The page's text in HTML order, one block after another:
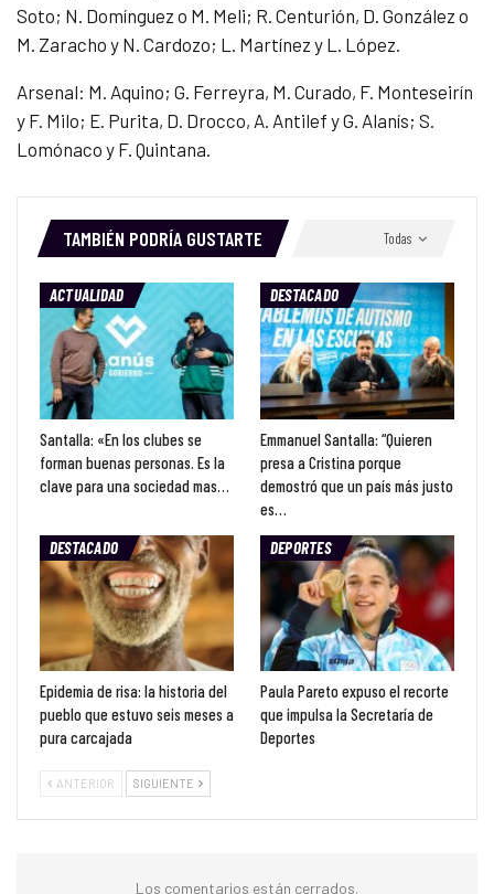
Soto; N. Domínguez o M. Meli; R. Centurión, D. González o
M. Zaracho y N. Cardozo; L. Martínez y L. López.
Arsenal: M. Aquino; G. Ferreyra, M. Curado, F. Monteseirín
y F. Milo; E. Purita, D. Drocco, A. Antilef y G. Alanís; S.
Lomónaco y F. Quintana.
Todas
TAMBIÉN PODRÍA GUSTARTE
ACTUALIDAD
Santalla: «En los clubes se
forman buenas personas. Es la
clave para una sociedad mas…
DESTACADO
Emmanuel Santalla: “Quieren
presa a Cristina porque
demostró que un país más justo
es…
DESTACADO
Epidemia de risa: la historia del
pueblo que estuvo seis meses a
pura carcajada
DEPORTES
Paula Pareto expuso el recorte
que impulsa la Secretaría de
Deportes
ANTERIOR SIGUIENTE
Los comentarios están cerrados.